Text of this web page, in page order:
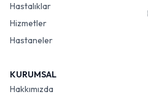
Hastalıklar
Hizmetler
Hastaneler
KURUMSAL
Hakkımızda